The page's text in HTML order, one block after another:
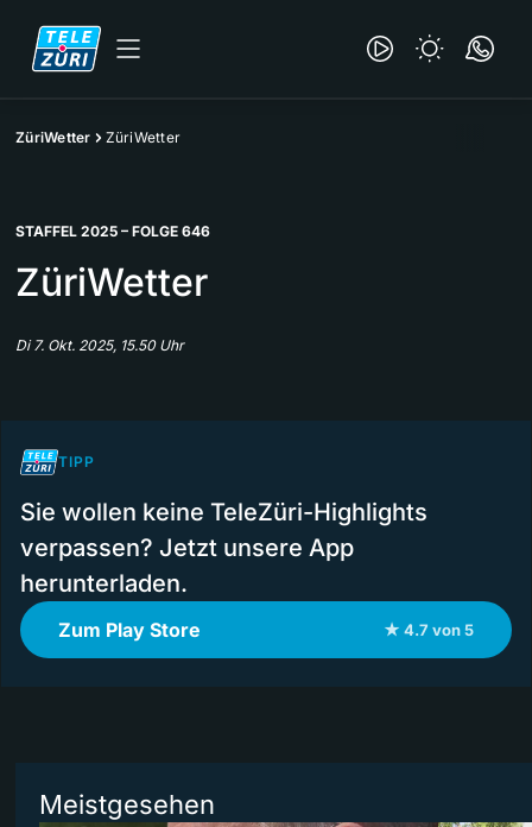
ZüriWetter ZüriWetter
STAFFEL 2025 – FOLGE 646
ZüriWetter
Di 7. Okt. 2025, 15.50 Uhr
TIPP
Sie wollen keine TeleZüri-Highlights
verpassen? Jetzt unsere App
herunterladen.
Zum Play Store ★ 4.7 von 5
Meistgesehen